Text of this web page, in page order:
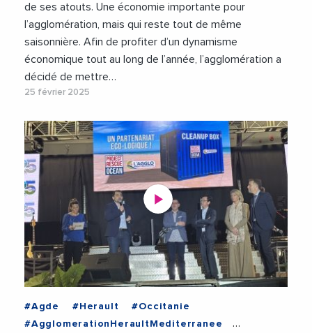
de ses atouts. Une économie importante pour
l’agglomération, mais qui reste tout de même
saisonnière. Afin de profiter d’un dynamisme
économique tout au long de l’année, l’agglomération a
décidé de mettre…
25 février 2025
#Agde #Herault
#Occitanie
#AgglomerationHeraultMediterranee